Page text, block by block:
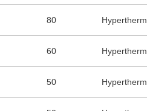
80 Hypertherm
60 Hypertherm
50 Hypertherm